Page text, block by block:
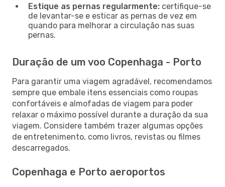
Estique as pernas regularmente: certifique-se
de levantar-se e esticar as pernas de vez em
quando para melhorar a circulação nas suas
pernas.
Duração de um voo Copenhaga - Porto
Para garantir uma viagem agradável, recomendamos
sempre que embale itens essenciais como roupas
confortáveis e almofadas de viagem para poder
relaxar o máximo possível durante a duração da sua
viagem. Considere também trazer algumas opções
de entretenimento, como livros, revistas ou filmes
descarregados.
Copenhaga e Porto aeroportos